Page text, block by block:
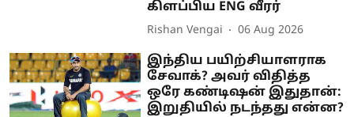
கிளப்பிய ENG வீரர்
Rishan Vengai 06 Aug 2026
இந்திய பயிற்சியாளராக
சேவாக்? அவர் விதித்த
ஒரே கண்டிஷன் இதுதான்:
இறுதியில் நடந்தது என்ன?